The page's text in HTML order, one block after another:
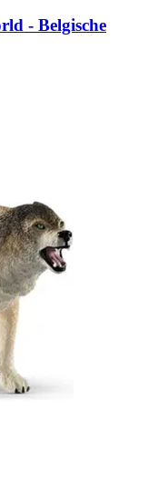
-​ Belgische